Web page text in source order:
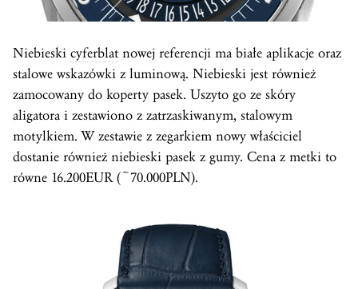
Niebieski cyferblatnowej referencji ma białe aplikacje oraz
stalowe wskazówki z luminową. Niebieski jest również
zamocowany do koperty pasek. Uszyto go ze skóry
aligatora i zestawiono z zatrzaskiwanym, stalowym
motylkiem. W zestawie z zegarkiem nowy właściciel
dostanie również niebieski pasek z gumy. Cena z metki to
równe 16.200EUR (~70.000PLN).